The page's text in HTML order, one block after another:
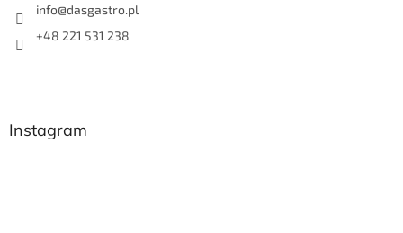
info@dasgastro.pl
+48 221 531 238
Instagram